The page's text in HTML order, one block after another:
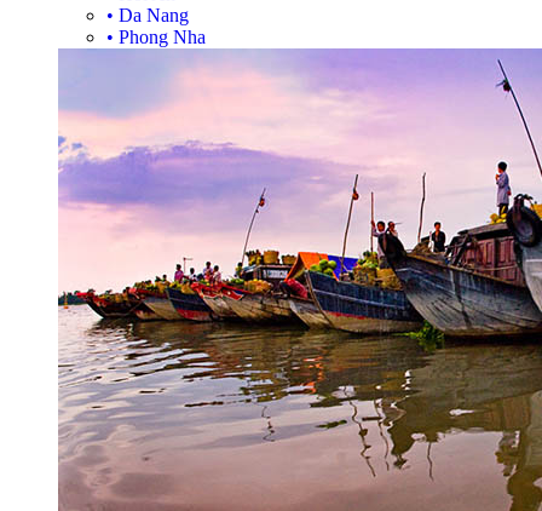
• Da Nang
• Phong Nha